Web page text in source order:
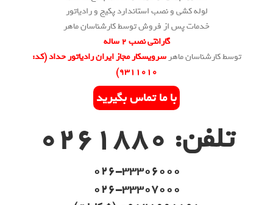
لوله کشی و نصب استاندارد پکیج و رادیاتور
خدمات پس از فروش توسط کارشناسان ماهر
گارانتی نصب 2 ساله
توسط کارشناسان ماهرسرویسکار مجاز ایران رادیاتور حداد (کد:
۹۳۱۱۰۱۰)
با ما تماس بگیرید
تلفن: 0261880
026-33306000
026-33307000